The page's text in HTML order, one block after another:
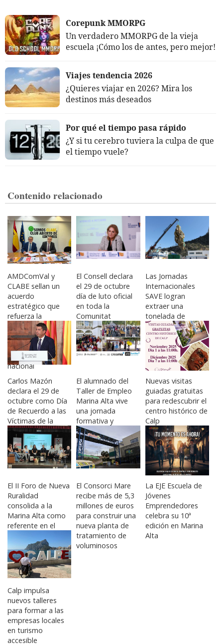
Corepunk MMORPG
Un verdadero MMORPG de la vieja
escuela ¡Cómo los de antes, pero mejor!
Viajes tendencia 2026
¿Quieres viajar en 2026? Mira los
destinos más deseados
Por qué el tiempo pasa rápido
¿Y si tu cerebro tuviera la culpa de que
el tiempo vuele?
Contenido relacionado
AMDComVal y
CLABE sellan un
acuerdo
estratégico que
refuerza la
representación de
los medios
digitales
valencianos a nivel
nacional
El Consell declara
el 29 de octubre
día de luto oficial
en toda la
Comunitat
Valenciana por las
229 víctimas de la
DANA
Las Jornadas
Internacionales
SAVE logran
extraer una
tonelada de
residuos marinos
en el Brut d’Ifac de
Calp
Carlos Mazón
declara el 29 de
octubre como Día
de Recuerdo a las
Víctimas de la
DANA en la
Comunitat
Valenciana
El alumnado del
Taller de Empleo
Marina Alta vive
una jornada
formativa y
solidaria en
Fontilles
Nuevas visitas
guiadas gratuitas
para redescubrir el
centro histórico de
Calp
El II Foro de Nueva
Ruralidad
consolida a la
Marina Alta como
referente en el
modelo rural
sostenible e
inclusivo
El Consorci Mare
recibe más de 5,3
millones de euros
para construir una
nueva planta de
tratamiento de
voluminosos
La EJE Escuela de
Jóvenes
Emprendedores
celebra su 10ª
edición en Marina
Alta
Calp impulsa
nuevos talleres
para formar a las
empresas locales
en turismo
accesible